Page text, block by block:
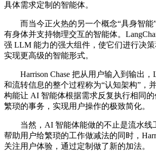
具体需求定制的智能体。
而当今正火热的另一个概念“具身智能
有身体并支持物理交互的智能体。
强 LLM 能力的强大组件，使它们进行决
实现更高级的智能形式。
Harrison Chase 把从用户输入到输出，
和流转信息的整个过程称为“认知架构”，
构能让 AI 智能体根据需求反复执行相同
繁琐的事务，实现用户操作的极致简化。
当然，AI 智能体能做的不止是流水线
帮助用户给繁琐的工作做减法的同时，
关注用户体验，通过定制做了新的加法。